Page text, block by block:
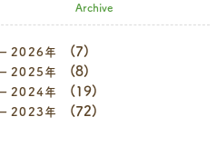
Archive
2026 (7)
2025 (8)
2024 (19)
2023 (72)